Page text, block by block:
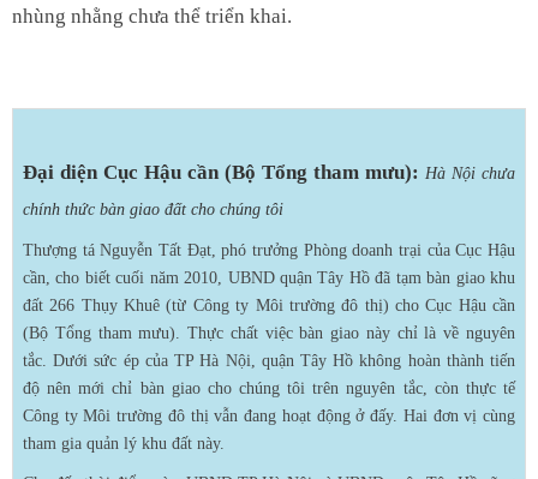
nhùng nhằng chưa thể triển khai.
Đại diện Cục Hậu cần (Bộ Tổng tham mưu): Hà Nội chưa
chính thức bàn giao đất cho chúng tôi
Thượng tá Nguyễn Tất Đạt, phó trưởng Phòng doanh trại của Cục Hậu
cần, cho biết cuối năm 2010, UBND quận Tây Hồ đã tạm bàn giao khu
đất 266 Thụy Khuê (từ Công ty Môi trường đô thị) cho Cục Hậu cần
(Bộ Tổng tham mưu). Thực chất việc bàn giao này chỉ là về nguyên
tắc. Dưới sức ép của TP Hà Nội, quận Tây Hồ không hoàn thành tiến
độ nên mới chỉ bàn giao cho chúng tôi trên nguyên tắc, còn thực tế
Công ty Môi trường đô thị vẫn đang hoạt động ở đấy. Hai đơn vị cùng
tham gia quản lý khu đất này.